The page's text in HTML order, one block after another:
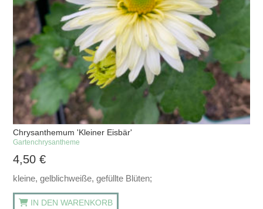
Chrysanthemum 'Kleiner Eisbär'
Gartenchrysantheme
4,50€
kleine, gelblichweiße, gefüllte Blüten;
IN DEN WARENKORB